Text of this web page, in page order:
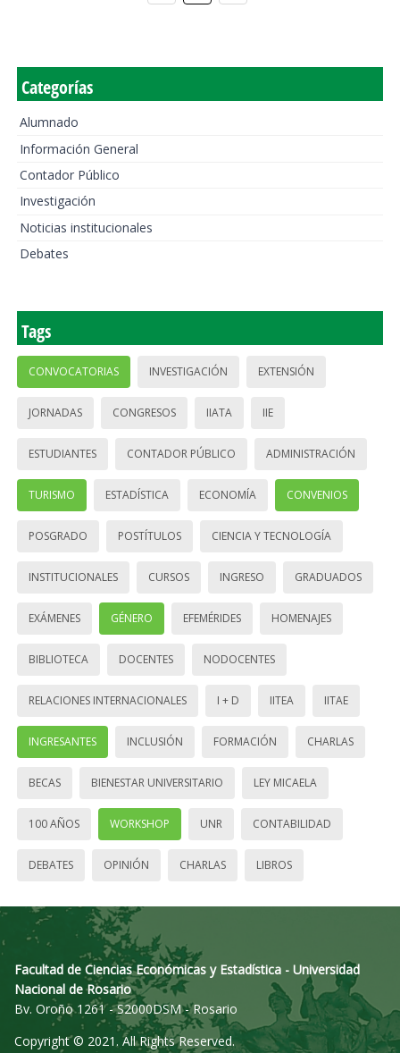
Categorías
Alumnado
Información General
Contador Público
Investigación
Noticias institucionales
Debates
Tags
CONVOCATORIAS INVESTIGACIÓN EXTENSIÓN
JORNADAS CONGRESOS IIATA IIE
ESTUDIANTES CONTADOR PÚBLICO ADMINISTRACIÓN
TURISMO ESTADÍSTICA ECONOMÍA CONVENIOS
POSGRADO POSTÍTULOS CIENCIA Y TECNOLOGÍA
INSTITUCIONALES CURSOS INGRESO GRADUADOS
EXÁMENES GÉNERO EFEMÉRIDES HOMENAJES
BIBLIOTECA DOCENTES NODOCENTES
RELACIONES INTERNACIONALES I + D IITEA IITAE
INGRESANTES INCLUSIÓN FORMACIÓN CHARLAS
BECAS BIENESTAR UNIVERSITARIO LEY MICAELA
100 AÑOS WORKSHOP UNR CONTABILIDAD
DEBATES OPINIÓN CHARLAS LIBROS
Facultad de Ciencias Económicas y Estadística - Universidad
Nacional de Rosario
Bv. Oroño 1261 - S2000DSM - Rosario
Copyright © 2021. All Rights Reserved.